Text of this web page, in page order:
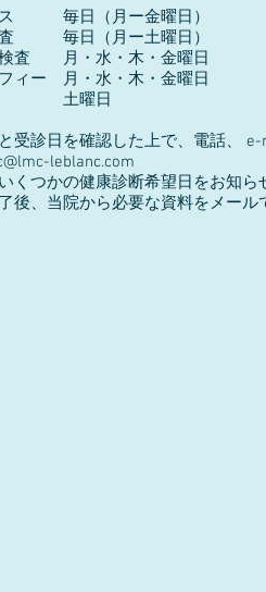
毎日（月ー金曜日）
毎日（月ー土曜
・水・木・金曜日
・水・木・金曜日
曜日
日を確認した上で、電話、 e-
leblanc.com
健康診断希望日をお知らせ
から必要な資料をメールで